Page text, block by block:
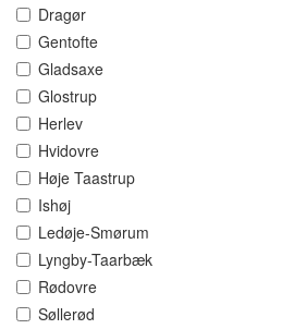
Dragør
Gentofte
Gladsaxe
Glostrup
Herlev
Hvidovre
Høje Taastrup
Ishøj
Ledøje-Smørum
Lyngby-Taarbæk
Rødovre
Søllerød